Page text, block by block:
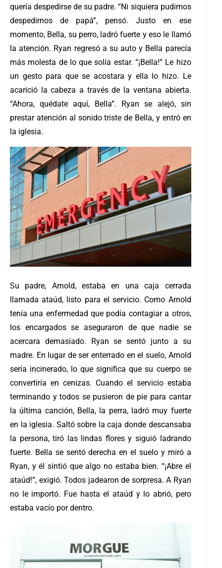
quería despedirse de su padre. “Ni siquiera pudimos
despedirnos de papá”, pensó. Justo en ese
momento, Bella, su perro, ladró fuerte y eso le llamó
la atención. Ryan regresó a su auto y Bella parecía
más molesta de lo que solía estar. “¡Bella!” Le hizo
un gesto para que se acostara y ella lo hizo. Le
acarició la cabeza a través de la ventana abierta.
“Ahora, quédate aquí, Bella”. Ryan se alejó, sin
prestar atención al sonido triste de Bella, y entró en
la iglesia.
Su padre, Arnold, estaba en una caja cerrada
llamada ataúd, listo para el servicio. Como Arnold
tenía una enfermedad que podía contagiar a otros,
los encargados se aseguraron de que nadie se
acercara demasiado. Ryan se sentó junto a su
madre. En lugar de ser enterrado en el suelo, Arnold
sería incinerado, lo que significa que su cuerpo se
convertiría en cenizas. Cuando el servicio estaba
terminando y todos se pusieron de pie para cantar
la última canción, Bella, la perra, ladró muy fuerte
en la iglesia. Saltó sobre la caja donde descansaba
la persona, tiró las lindas flores y siguió ladrando
fuerte. Bella se sentó derecha en el suelo y miró a
Ryan, y él sintió que algo no estaba bien. “¡Abre el
ataúd!”, exigió. Todos jadearon de sorpresa. A Ryan
no le importó. Fue hasta el ataúd y lo abrió, pero
estaba vacío por dentro.